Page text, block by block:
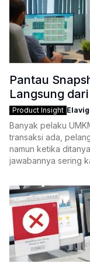
Pantau
Langsung
Product Insight
Banyak pelaku
transaksi ada,
namun ketika
jawabannya sering
bisnis pun akhirnya